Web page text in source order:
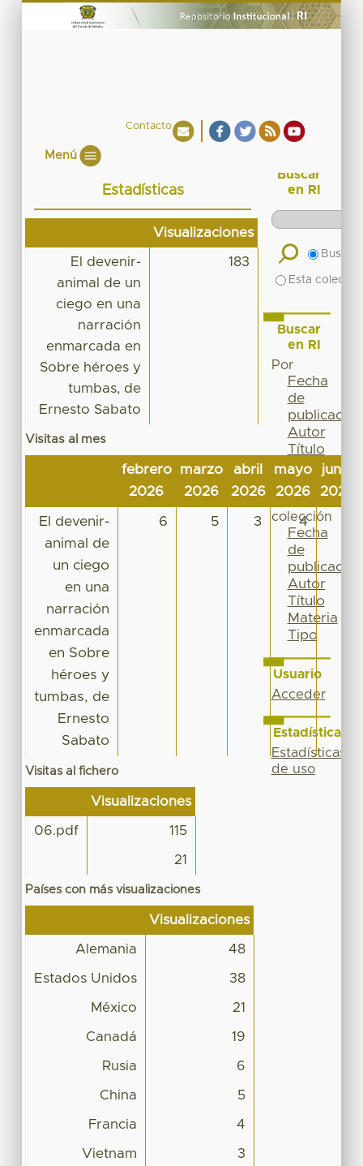
Contacto
Menú
Estadísticas
Visualizaciones
El devenir-
animal de un
ciego en una
narración
enmarcada en
Sobre héroes y
tumbas, de
Ernesto Sabato
183
Visitas al mes
febrero
2026
marzo
2026
abril
2026
mayo
2026
junio
2026
El devenir-
animal de
un ciego
en una
narración
enmarcada
en Sobre
héroes y
tumbas, de
Ernesto
Sabato
6 5 3 4
Visitas al fichero
Visualizaciones
06.pdf 115
21
Países con más visualizaciones
Visualizaciones
Alemania 48
Estados Unidos 38
México 21
Canadá 19
Rusia 6
China 5
Francia 4
Vietnam 3
Buscar
en RI
Buscar
Esta
Buscar
en RI
Por
Fecha
de
publicación
Autor
Título
Materia
Tipo
colección
Fecha
de
publicación
Autor
Título
Materia
Tipo
Usuario
Acceder
Estadísticas
Estadísticas
de uso